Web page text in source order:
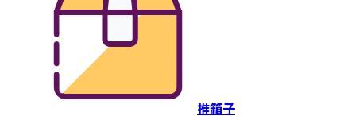
推箱子